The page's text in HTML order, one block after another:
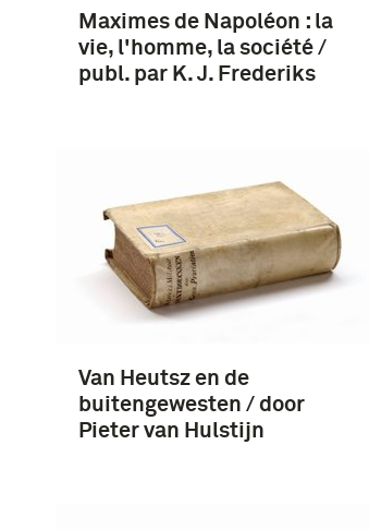
Maximes de Napoléon : la
vie, l'homme, la société /
publ. par K. J. Frederiks
Van Heutsz en de
buitengewesten / door
Pieter van Hulstijn